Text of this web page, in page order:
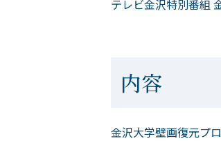
テレビ金沢特別番組
内容
金沢大学壁画復元プ